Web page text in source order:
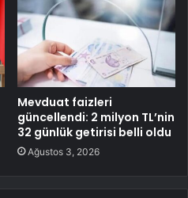
Mevduat faizleri
güncellendi: 2 milyon TL’nin
32 günlük getirisi belli oldu
Ağustos 3, 2026